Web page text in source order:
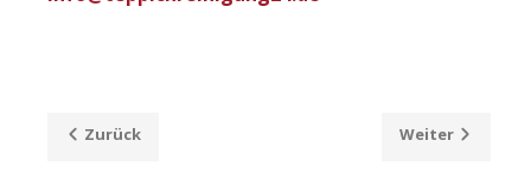
Zurück Weiter